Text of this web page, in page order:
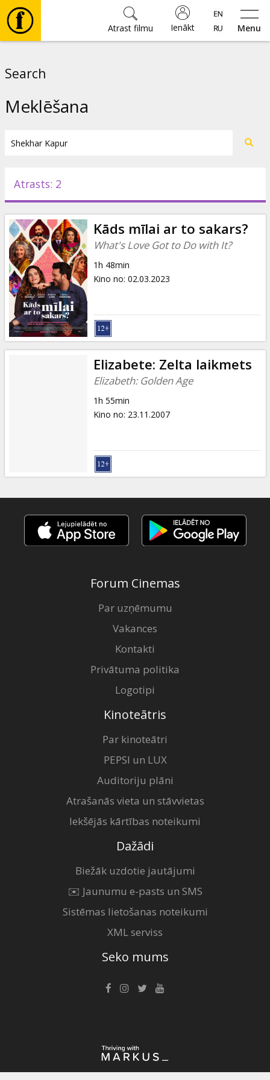
Menu
Ienākt
Atrast filmu
Pasākumi
Ziņas
Dāvanu
kartes
Uzkodas
Search
Meklēšana
Atrasts: 2
Kāds mīlai ar to sakars?
What's Love Got to Do with It?
1h 48min
Kino no: 02.03.2023
Elizabete: Zelta laikmets
Elizabeth: Golden Age
1h 55min
Kino no: 23.11.2007
Forum Cinemas
Par uzņēmumu
Vakances
Kontakti
Privātuma politika
Logotipi
Kinoteātris
Par kinoteātri
PEPSI un LUX
Auditoriju plāni
Atrašanās vieta un stāvvietas
Iekšējās kārtības noteikumi
Dažādi
Biežāk uzdotie jautājumi
✉️ Jaunumu e-pasts un SMS
Sistēmas lietošanas noteikumi
XML serviss
Seko mums